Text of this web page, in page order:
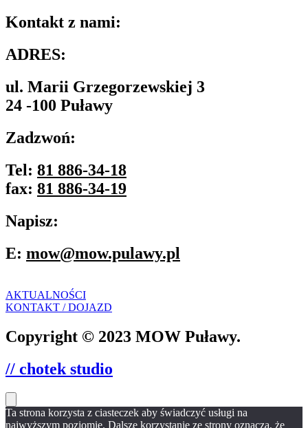
Kontakt z nami:
ADRES:
ul. Marii Grzegorzewskiej 3
24 -100 Puławy
Zadzwoń:
Tel: 81 886-34-18
fax: 81 886-34-19
Napisz:
E: mow@mow.pulawy.pl
AKTUALNOŚCI
KONTAKT / DOJAZD
Copyright © 2023 MOW Puławy.
// chotek studio
Ta strona korzysta z ciasteczek aby świadczyć usługi na
najwyższym poziomie. Dalsze korzystanie ze strony oznacza, że